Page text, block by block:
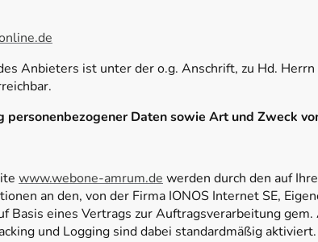
Anbieters ist unter der o.g. Anschrift, zu Hd.
personenbezogener Daten sowie Art und Zweck
www.webone-amrum.de werden durch den auf
an den, von der Firma IONOS Internet SE,
Basis eines Vertrags zur Auftragsverarbeitung
und Logging sind dabei standardmäßig aktiviert.